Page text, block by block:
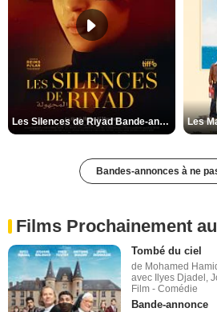
Les Silences de Riyad Bande-annonce VO STFR
Bandes-annonces à ne
Films Prochainement
Tombé du ciel
de Mohamed
avec Ilyes Djadel,
Film - Comédie
Bande-annonce